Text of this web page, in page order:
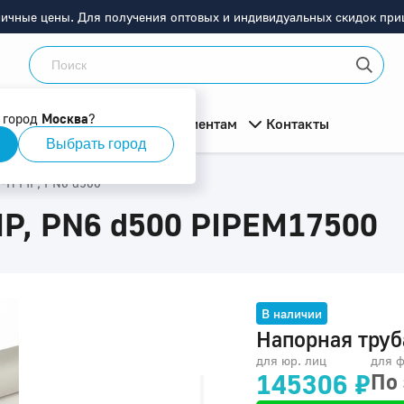
цены. Для получения оптовых и индивидуальных скидок
Москва?
Выбрать город
О компании Клиентам Контакты
H FIP, PN6 d500
PN6 d500 PIPEM17500
В наличии
Напорная
для юр. лиц
145306 ₽
для
По